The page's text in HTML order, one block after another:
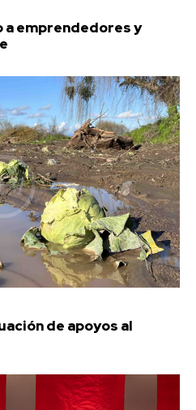
a emprendedores y
de apoyos al